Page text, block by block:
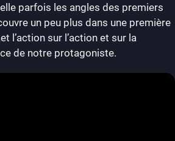
parfois les angles des premiers
un peu plus dans une première
l’action sur l’action et sur la
de notre protagoniste.